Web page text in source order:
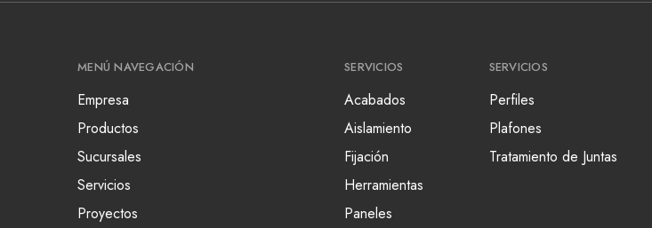
MENÚ NAVEGACIÓN
Empresa
Productos
Sucursales
Servicios
Proyectos
SERVICIOS
Acabados
Aislamiento
Fijación
Herramientas
Paneles
SERVICIOS
Perfiles
Plafones
Tratamiento de Juntas